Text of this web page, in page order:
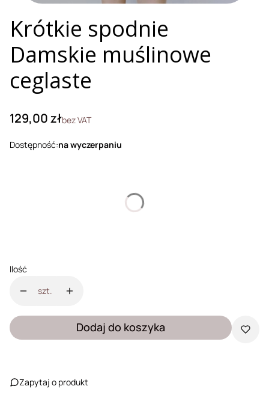
Krótkie spodnie
Damskie muślinowe
ceglaste
Cena
129,00 złbez VAT
Dostępność:na wyczerpaniu
Ilość
szt.
Dodaj do koszyka
Zapytaj o produkt